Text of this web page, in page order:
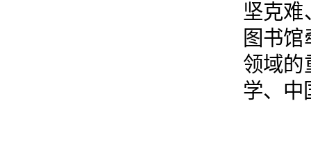
坚克难
图书
领域的
学、中